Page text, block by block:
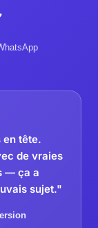
en tête.
de vraies
— ça a
sujet."